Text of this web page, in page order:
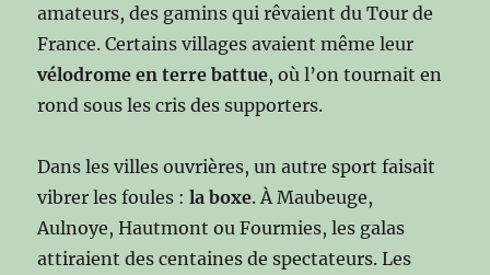
amateurs, des gamins qui rêvaient du Tour de
France. Certains villages avaient même leur
vélodrome en terre battue, où l’on tournait en
rond sous les cris des supporters.
Dans les villes ouvrières, un autre sport faisait
vibrer les foules :la boxe. À Maubeuge,
Aulnoye, Hautmont ou Fourmies, les galas
attiraient des centaines de spectateurs. Les